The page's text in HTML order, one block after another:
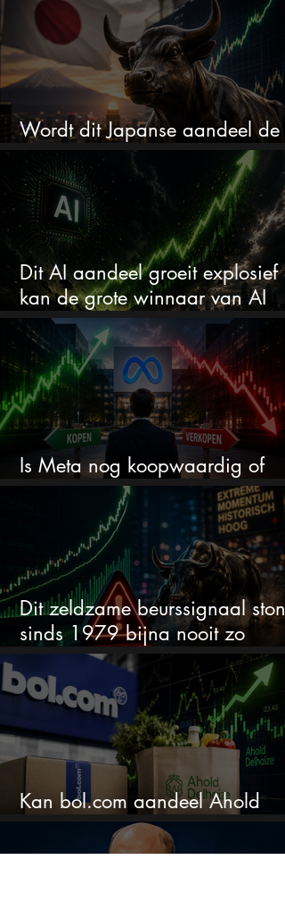
Wordt dit Japanse aandeel de
comeback kid van 2026?
Dit AI aandeel groeit explosief
kan de grote winnaar van AI
worden
Is Meta nog koopwaardig of
wordt het tijd om te verkopen?
Dit zeldzame beurssignaal stond
sinds 1979 bijna nooit zo
extreem
Kan bol.com aandeel Ahold
nieuw leven inblazen?